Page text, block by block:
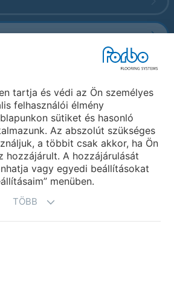
tartja és védi az Ön személyes
felhasználói élmény
sütiket és hasonló
Az abszolút szükséges
a többit csak akkor, ha Ön
hozzájárult. A hozzájárulását
vagy egyedi beállításokat
menüben.
TÖBB